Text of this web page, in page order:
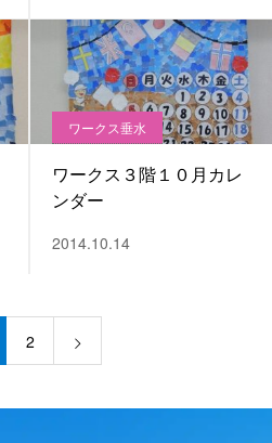
ワークス垂水
ワークス３階１０月カレ
ンダー
2014.10.14
2